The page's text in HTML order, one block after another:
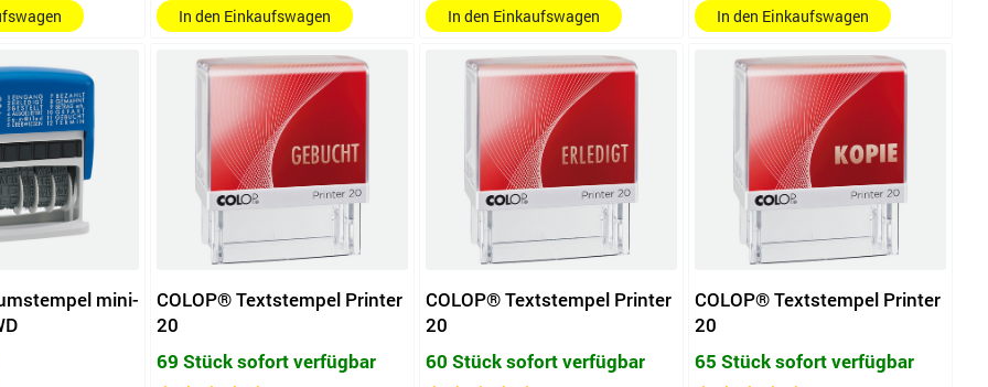
In den Einkaufswagen In den Einkaufswagen In den Einkaufswagen
mini-
COLOP® Textstempel Printer
20
69 Stück sofort verfügbar
COLOP® Textstempel Printer
20
60 Stück sofort verfügbar
COLOP® Textstempel Printer
20
65 Stück sofort verfügbar